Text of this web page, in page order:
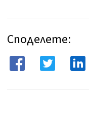
Споделете: